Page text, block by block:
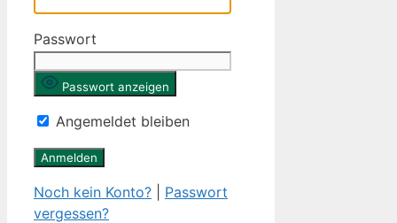
Passwort
Passwort anzeigen
Angemeldet bleiben
Noch kein Konto?
Passwort
vergessen?